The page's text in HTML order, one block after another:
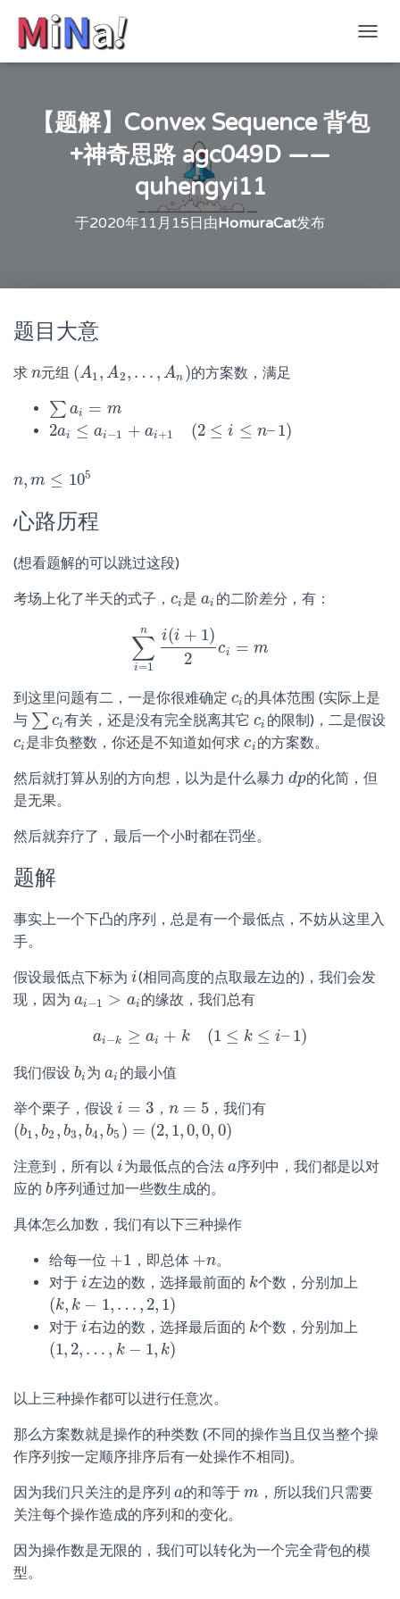
换
【题解】Convex Sequence 背包
+神奇思路 agc049D ——
quhengyi11
于2020年11月15日 由HomuraCat发布
题目大意
求 n
n元组 (A1, A2, … , An )
(A1 ,A2,… An ) 的方案数，满足
∑ ai = m
∑ a =m
2ai ≤ ai−1 + ai+1 (2 ≤ i ≤ n–1)
2ai≤ ai −1+a +1 (2≤i≤ –1)
n, m ≤ 105
n,m≤ 10 5
心路历程
(想看题解的可以跳过这段)
考场上化了半天的式子， ci
ci 是ai
ai 的二阶差分，有：
∑
i=1
n i(i + 1)
2
ci = m
∑ =1ni(i+1)2c =m
到这里问题有二，一是你很难确定 ci
ci 的具体范围 (实际上是
与 ∑ ci
∑ c 有关，还是没有完全脱离其它ci
ci 的限制)，二是假设
ci
ci 是非负整数，你还是不知道如何求ci
ci 的方案数。
然后就打算从别的方向想，以为是什么暴力 dp
dp的化简，但
是无果。
然后就弃疗了，最后一个小时都在罚坐。
题解
事实上一个下凸的序列，总是有一个最低点，不妨从这里入
手。
假设最低点下标为 i
i (相同高度的点取最左边的)，我们会发
现，因为 ai−1 > ai
ai−1 >a 的缘故，我们总有
ai−k ≥ ai + k (1 ≤ k ≤ i– 1)
a i−k≥a i+ 1≤ k≤i –1)
我们假设 bi
bi为ai
ai 的最小值
举个栗子，假设 i = 3
i=3 ， n = 5
n=5 ，我们有
(b1, b2 , b3, b4, b5 ) = (2, 1,0,0, 0)
(b1, b2, b3 b4 ,b5) =( 2,1, 0,0,0)
注意到，所有以 i
i 为最低点的合法 a
a序列中，我们都是以对
应的 b
b序列通过加一些数生成的。
具体怎么加数，我们有以下三种操作
给每一位 +1
+1 ，即总体 +n
+n 。
对于 i
i 左边的数，选择最前面的 k
k个数，分别加上
(k, k − 1, … , 2, 1)
(k,k− 1, …,2 1)
对于 i
i 右边的数，选择最后面的 k
k个数，分别加上
(1, 2, … , k − 1, k)
(1,2,… ,k− 1, k)
以上三种操作都可以进行任意次。
那么方案数就是操作的种类数 (不同的操作当且仅当整个操
作序列按一定顺序排序后有一处操作不相同)。
因为我们只关注的是序列 a
a的和等于m
m ，所以我们只需要
关注每个操作造成的序列和的变化。
因为操作数是无限的，我们可以转化为一个完全背包的模
型。